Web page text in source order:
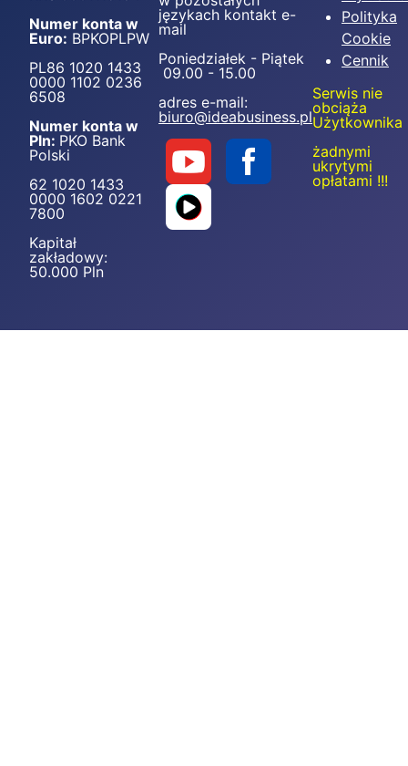
Numer konta w
Euro: BPKOPLPW
PL86 1020 1433
0000 1102 0236
6508
Numer konta w
Pln: PKO Bank
Polski
62 1020 1433
0000 1602 0221
7800
Kapitał
zakładowy:
50.000 Pln
językach kontakt e-
mail
Poniedziałek - Piątek
09.00 - 15.00
adres e-mail:
biuro@ideabusiness.pl
Polityka
Cookie
Cennik
Serwis nie
obciąża
Użytkownika
żadnymi
ukrytymi
opłatami !!!